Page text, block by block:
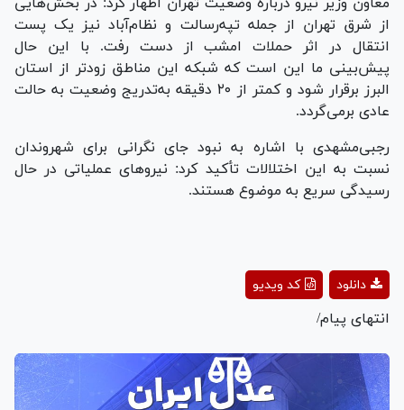
از شرق تهران از جمله تپه‌رسالت و نظام‌آباد نیز یک پست
انتقال در اثر حملات امشب از دست رفت. با این حال
پیش‌بینی ما این است که شبکه این مناطق زودتر از استان
البرز برقرار شود و کمتر از ۲۰ دقیقه به‌تدریج وضعیت به حالت
عادی برمی‌گردد.
رجبی‌مشهدی با اشاره به نبود جای نگرانی برای شهروندان
نسبت به این اختلالات تأکید کرد: نیرو‌های عملیاتی در حال
رسیدگی سریع به موضوع هستند.
Playکد ویدیو دانلود
انتهای پیام/